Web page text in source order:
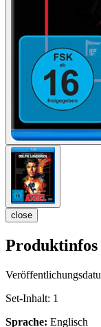
close
Produktinfos
Set-Inhalt: 1
Sprache: Englisch